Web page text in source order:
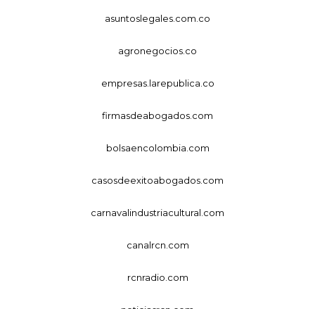
asuntoslegales.com.co
agronegocios.co
empresas.larepublica.co
firmasdeabogados.com
bolsaencolombia.com
casosdeexitoabogados.com
carnavalindustriacultural.com
canalrcn.com
rcnradio.com